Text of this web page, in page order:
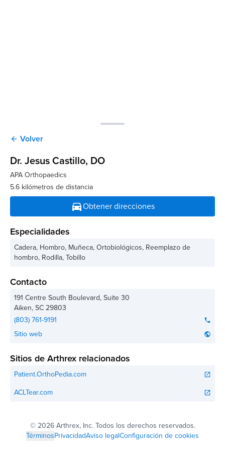
arrow_back Volver
Dr. Jesus Castillo, DO
APA Orthopaedics
5.6 kilómetros de distancia
directions_carObtener direcciones
Especialidades
Cadera, Hombro, Muñeca, Ortobiológicos, Reemplazo de
hombro, Rodilla, Tobillo
Contacto
191 Centre South Boulevard, Suite 30
Aiken,SC29803
(803) 761-9191
phone
Sitio web public
Sitios de Arthrex relacionados
Patient.OrthoPedia.com open_in_new
ACLTear.com open_in_new
© 2026 Arthrex, Inc. Todos los derechos reservados.
TérminosPrivacidadAviso legalConfiguración de cookies